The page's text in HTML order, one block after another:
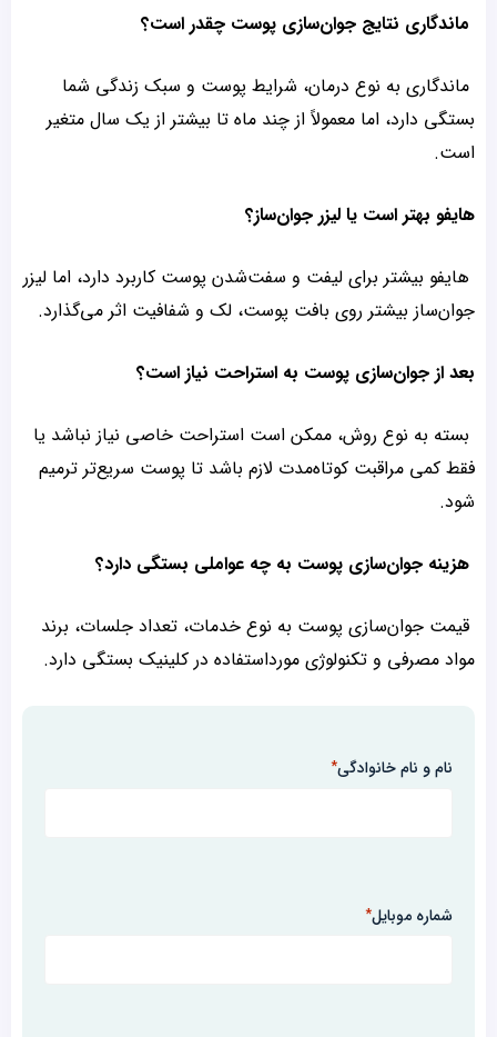
ماندگاری نتایج جوان‌سازی پوست چقدر است؟
ماندگاری به نوع درمان، شرایط پوست و سبک زندگی شما
بستگی دارد، اما معمولاً از چند ماه تا بیشتر از یک سال متغیر
است.
هایفو بهتر است یا لیزر جوان‌ساز؟
هایفو بیشتر برای لیفت و سفت‌شدن پوست کاربرد دارد، اما لیزر
جوان‌ساز بیشتر روی بافت پوست، لک و شفافیت اثر می‌گذارد.
بعد از جوان‌سازی پوست به استراحت نیاز است؟
بسته به نوع روش، ممکن است استراحت خاصی نیاز نباشد یا
فقط کمی مراقبت کوتاه‌مدت لازم باشد تا پوست سریع‌تر ترمیم
شود.
هزینه جوان‌سازی پوست به چه عواملی بستگی دارد؟
قیمت جوان‌سازی پوست به نوع خدمات، تعداد جلسات، برند
مواد مصرفی و تکنولوژی مورداستفاده در کلینیک بستگی دارد.
نام و نام خانوادگی*
شماره موبایل*